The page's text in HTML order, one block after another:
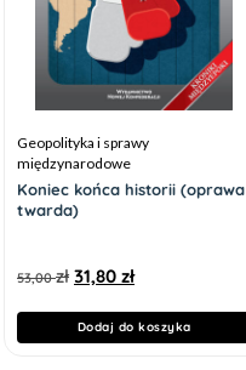
Geopolityka i sprawy
międzynarodowe
Koniec końca historii (oprawa
twarda)
53,00zł 31,80 zł
Dodaj do koszyka